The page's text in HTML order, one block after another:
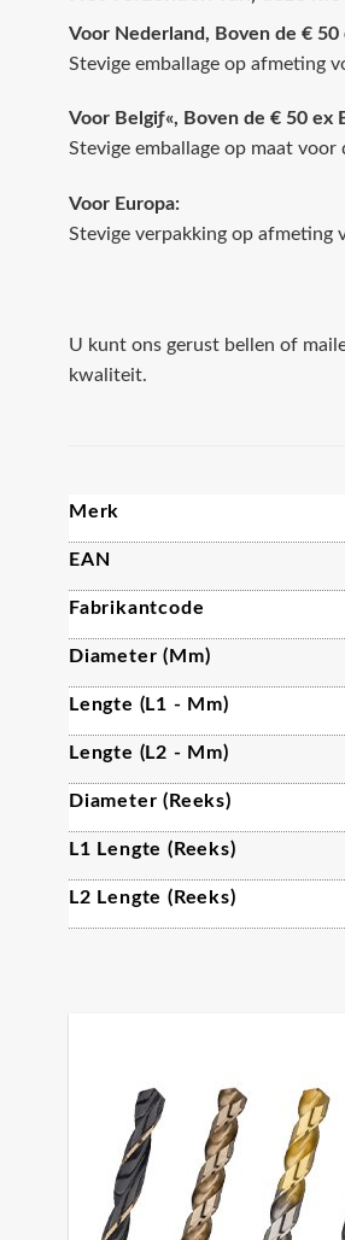
Voor Nederland, Boven de €
Stevige emballage op afmeting
Voor Belgiƒ«, Boven de € 50
Stevige emballage op maat
Voor Europa:
Stevige verpakking op afmeting
U kunt ons gerust bellen of
kwaliteit.
Merk
EAN
Fabrikantcode
Diameter (mm)
Lengte (L1 - Mm)
Lengte (L2 - Mm)
Diameter (reeks)
L1 Lengte (reeks)
L2 Lengte (reeks)